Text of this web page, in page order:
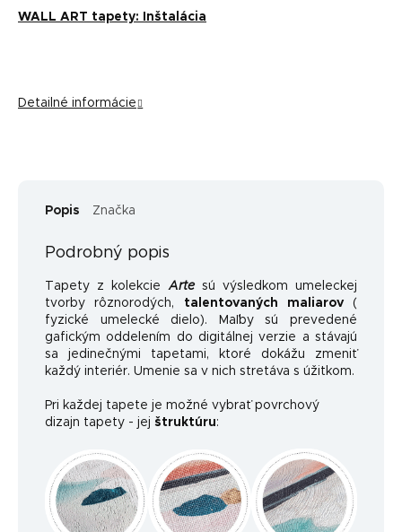
WALL ART tapety: Inštalácia
Detailné informácie
Popis Značka
Podrobný popis
Tapety z kolekcieArtesú výsledkom umeleckej
tvorby rôznorodých,
talentovaných maliarov(
fyzické umelecké dielo). Maľby sú prevedené
gafickým oddelením do digitálnej verzie a stávajú
sa jedinečnými tapetami, ktoré dokážu zmeniť
každý interiér. Umenie sa v nich stretáva s úžitkom.
Pri každej tapete je možné vybrať povrchový
dizajn tapety - jej štruktúru: